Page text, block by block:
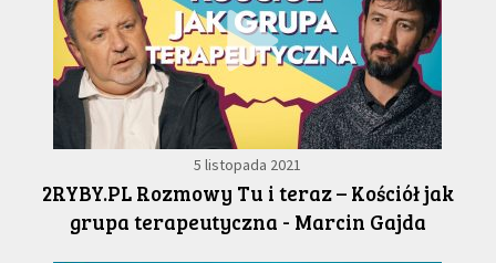
5 listopada 2021
2RYBY.PL Rozmowy Tu i teraz – Kościół jak
grupa terapeutyczna - Marcin Gajda